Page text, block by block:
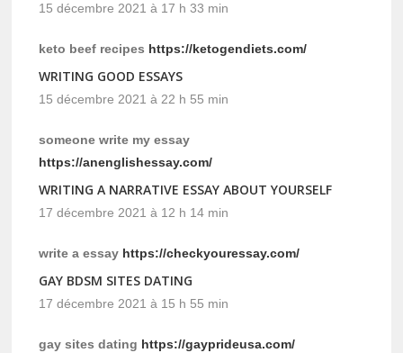
15 décembre 2021 à 17 h 33 min
keto beef recipes https://ketogendiets.com/
WRITING GOOD ESSAYS
15 décembre 2021 à 22 h 55 min
someone write my essay
https://anenglishessay.com/
WRITING A NARRATIVE ESSAY ABOUT YOURSELF
17 décembre 2021 à 12 h 14 min
write a essay https://checkyouressay.com/
GAY BDSM SITES DATING
17 décembre 2021 à 15 h 55 min
gay sites dating https://gayprideusa.com/